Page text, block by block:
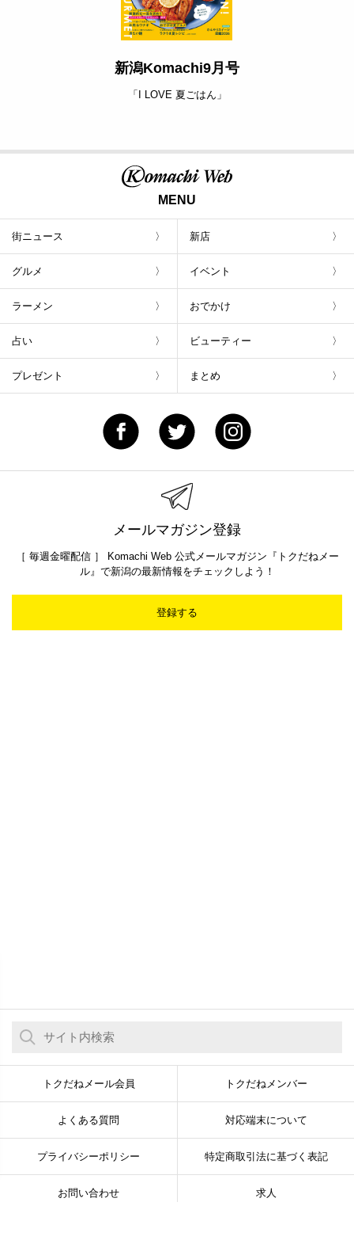
新潟Komachi9月号
「I LOVE 夏ごはん」
MENU
街ニュース 新店
グルメ イベント
ラーメン おでかけ
占い ビューティー
プレゼント まとめ
メールマガジン登録
［ 毎週金曜配信 ］ Komachi Web 公式メールマガジン『トクだねメー
ル』で新潟の最新情報をチェックしよう！
登録する
トクだねメール会員 トクだねメンバー
よくある質問 対応端末について
プライバシーポリシー 特定商取引法に基づく表記
お問い合わせ 求人